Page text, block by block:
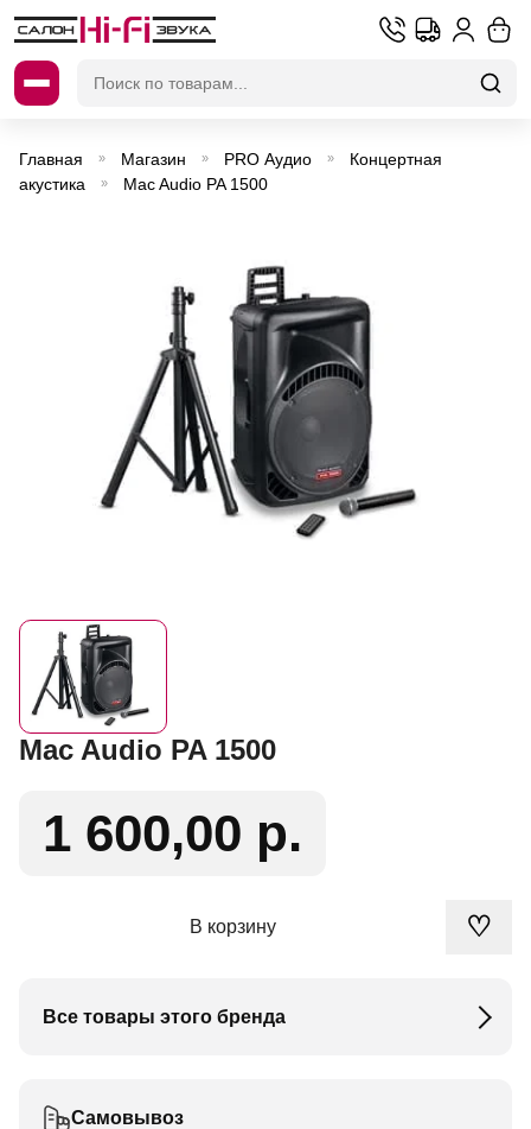
Главная » Магазин » PRO Аудио »
Концертная
акустика
» Mac Audio PA 1500
Mac Audio PA 1500
1 600,00 р.
В корзину ♡
Все товары этого бренда
Самовывоз